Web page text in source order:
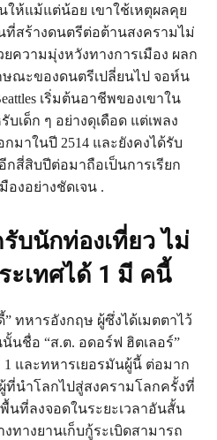
ให้แม้แต่น้อย เขาใช้เหตุผลคุย
สร้างดนตรีต่อต้านสงครามไม่
ความมุ่งหวังทางการเมือง ผลก
ณะของดนตรีเปลี่ยนไป จอห์น
เริ่มต้นอาชีพของเขาใน
เด็ก ๆ อย่างดุเดือด แต่เพลง
กมาในปี 2514 และยังคงได้รับ
สี่สิบปีต่อมาถือเป็นการเรียก
องอย่างชัดเจน .
รับนักท่องเที่ยว ไม่
ะเทศได้ 1 มี คนี้
ทหารอังกฤษ ผู้ซึ่งได้เมตตาไว้
นชื่อ “ส.ต. อดอร์ฟ ฮิตเลอร์”
และทหารเยอรมันผู้นี้ ต่อมาก
ที่นำโลกไปสู่สงครามโลกครั้งที่
พื้นที่ลงจอดในระยะเวลาอันสั้น
ทางยานเก็บกู้ระเบิดสามารถ